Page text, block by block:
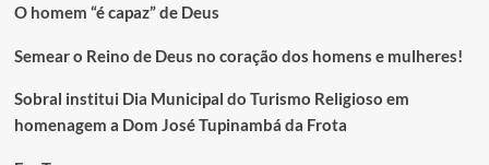
O homem “é capaz” de Deus
Semear o Reino de Deus no coração dos homens e mulheres!
Sobral institui Dia Municipal do Turismo Religioso em
homenagem a Dom José Tupinambá da Frota